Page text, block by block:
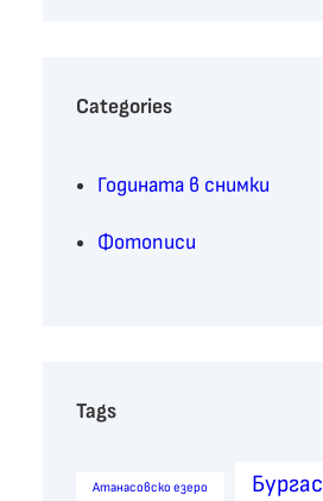
h
Categories
Годината в снимки
Фотописи
Tags
Атанасовско езеро Бургас